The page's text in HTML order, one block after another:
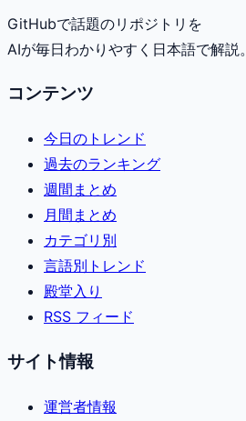
GitHubで話題のリポジトリを
AIが毎日わかりやすく日本語で解説。
コンテンツ
今日のトレンド
過去のランキング
週間まとめ
月間まとめ
カテゴリ別
言語別トレンド
殿堂入り
RSS フィード
サイト情報
運営者情報